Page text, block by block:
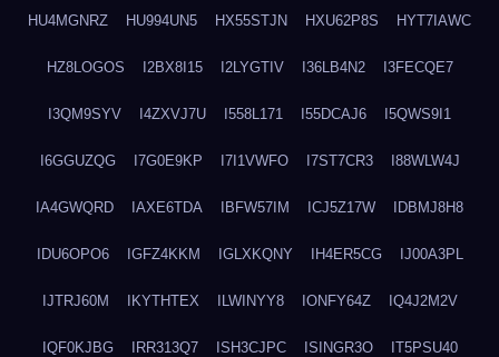
HU4MGNRZ HU994UN5 HX55STJN HXU62P8S HYT7IAWC
HZ8LOGOS I2BX8I15 I2LYGTIV I36LB4N2 I3FECQE7
I3QM9SYV I4ZXVJ7U I558L171 I55DCAJ6 I5QWS9I1
I6GGUZQG I7G0E9KP I7I1VWFO I7ST7CR3 I88WLW4J
IA4GWQRD IAXE6TDA IBFW57IM ICJ5Z17W IDBMJ8H8
IDU6OPO6 IGFZ4KKM IGLXKQNY IH4ER5CG IJ00A3PL
IJTRJ60M IKYTHTEX ILWINYY8 IONFY64Z IQ4J2M2V
IQF0KJBG IRR313Q7 ISH3CJPC ISINGR3O IT5PSU40